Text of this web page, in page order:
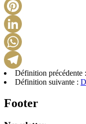
Définition précédente :
Définition suivante :
Footer